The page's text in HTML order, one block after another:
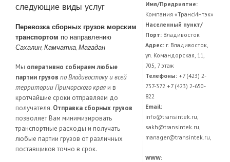
следующие виды услуг
Перевозка сборных грузов морским
транспортом по направлению
Сахалин, Камчатка, Магадан
Мы оперативно собираем любые
партии грузов по Владивостоку и всей
территории Приморского края и в
кротчайшие сроки отправляем до
получателя. Отправка сборных грузов
позволяет Вам минимизировать
транспортные расходы и получать
любые партии грузов от различных
поставщиков точно в срок.
Имя/Предриятие:
Компания «ТрансИнтэк»
Населенный пункт/
Порт:Владивосток
Адрес:г. Владивосток,
ул. Командорская, 11,
705, 7 этаж
Телефоны:+7 (423) 2-
757-372 +7 (423) 2-650-
822
Email:
info@transintek.ru,
sakh@transintek.ru,
manager@transintek.ru,
WWW: